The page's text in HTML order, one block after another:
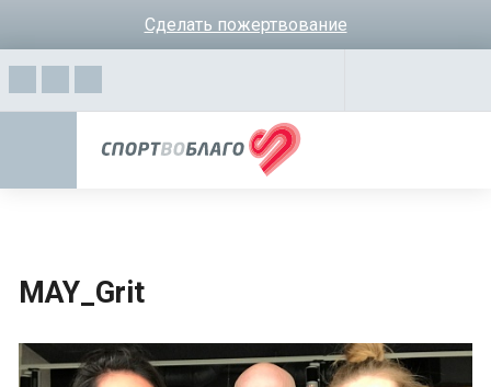
Сделать пожертвование
MAY_Grit